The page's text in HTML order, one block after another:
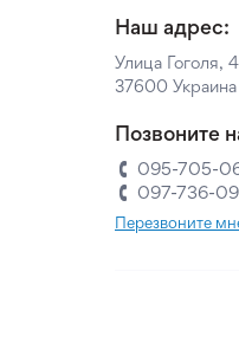
Наш адрес:
Улица Гоголя,
37600 Украина
Позвоните
095-705-
097-736-
Перезвоните